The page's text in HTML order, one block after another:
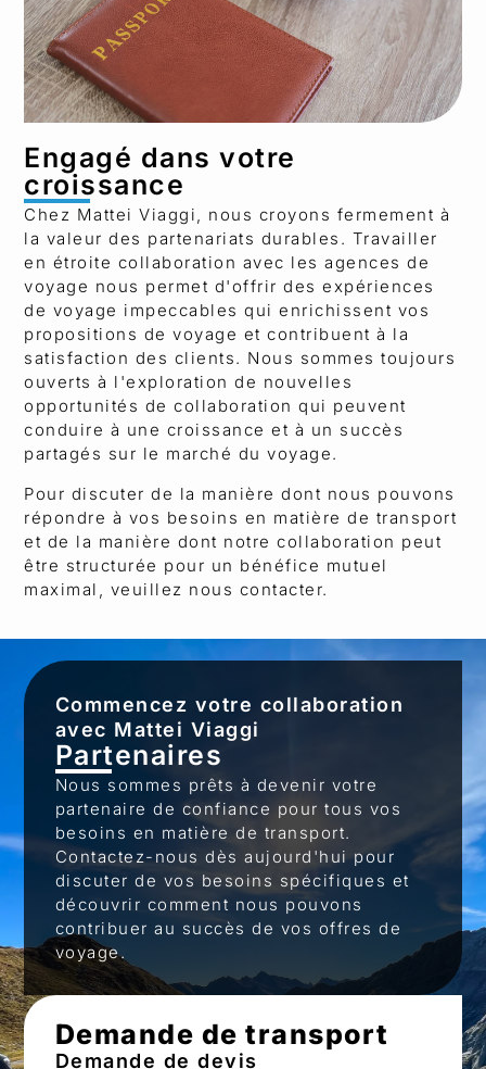
Engagé dans votre
croissance
Chez Mattei Viaggi, nous croyons fermement à
la valeur des partenariats durables. Travailler
en étroite collaboration avec les agences de
voyage nous permet d'offrir des expériences
de voyage impeccables qui enrichissent vos
propositions de voyage et contribuent à la
satisfaction des clients. Nous sommes toujours
ouverts à l'exploration de nouvelles
opportunités de collaboration qui peuvent
conduire à une croissance et à un succès
partagés sur le marché du voyage.
Pour discuter de la manière dont nous pouvons
répondre à vos besoins en matière de transport
et de la manière dont notre collaboration peut
être structurée pour un bénéfice mutuel
maximal, veuillez nous contacter.
Commencez votre collaboration
avec Mattei Viaggi
Partenaires
Nous sommes prêts à devenir votre
partenaire de confiance pour tous vos
besoins en matière de transport.
Contactez-nous dès aujourd'hui pour
discuter de vos besoins spécifiques et
découvrir comment nous pouvons
contribuer au succès de vos offres de
voyage.
Demande de transport
Demande de devis